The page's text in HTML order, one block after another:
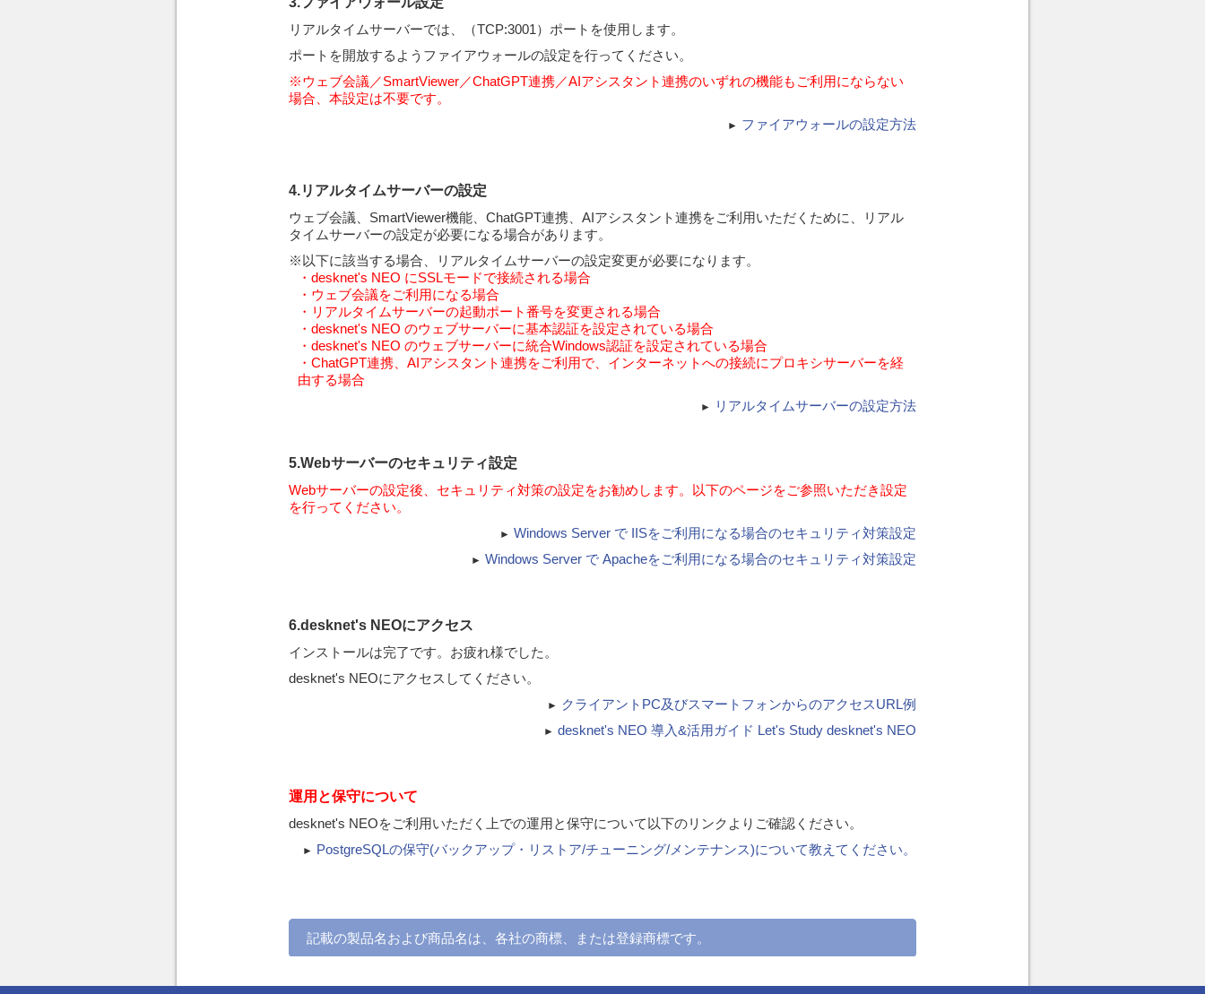
リアルタイムサーバーでは、（TCP:3001）ポートを使用します。
ポートを開放するようファイアウォールの設定を行ってください。
※ウェブ会議／SmartViewer／ChatGPT連携／AIアシスタント連携のいずれの機能もご利用にならない
場合、本設定は不要です。
► ファイアウォールの設定方法
4.リアルタイムサーバーの設定
ウェブ会議、SmartViewer機能、ChatGPT連携、AIアシスタント連携をご利用いただくために、リアル
タイムサーバーの設定が必要になる場合があります。
※以下に該当する場合、リアルタイムサーバーの設定変更が必要になります。
・desknet's NEO にSSLモードで接続される場合
・ウェブ会議をご利用になる場合
・リアルタイムサーバーの起動ポート番号を変更される場合
・desknet's NEO のウェブサーバーに基本認証を設定されている場合
・desknet's NEO のウェブサーバーに統合Windows認証を設定されている場合
・ChatGPT連携、AIアシスタント連携をご利用で、インターネットへの接続にプロキシサーバーを経
由する場合
► リアルタイムサーバーの設定方法
5.Webサーバーのセキュリティ設定
Webサーバーの設定後、セキュリティ対策の設定をお勧めします。以下のページをご参照いただき設定
を行ってください。
► Windows Server で IISをご利用になる場合のセキュリティ対策設定
► Windows Server で Apacheをご利用になる場合のセキュリティ対策設定
6.desknet's NEOにアクセス
インストールは完了です。お疲れ様でした。
desknet's NEOにアクセスしてください。
► クライアントPC及びスマートフォンからのアクセスURL例
► desknet's NEO 導入&活用ガイド Let's Study desknet's NEO
運用と保守について
desknet's NEOをご利用いただく上での運用と保守について以下のリンクよりご確認ください。
► PostgreSQLの保守(バックアップ・リストア/チューニング/メンテナンス)について教えてください。
記載の製品名および商品名は、各社の商標、または登録商標です。